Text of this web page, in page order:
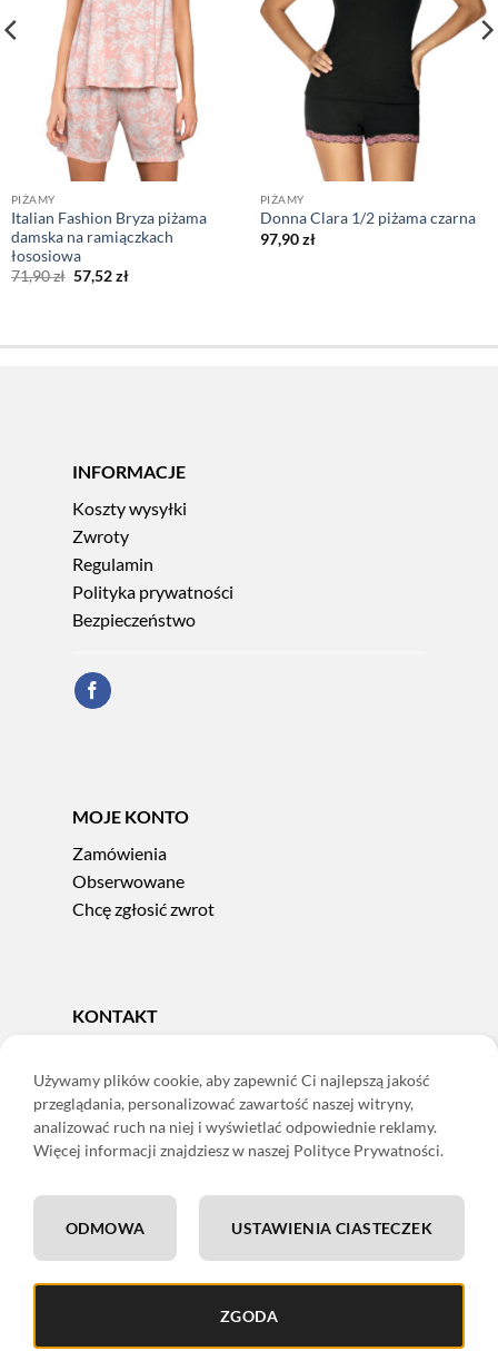
PIŻAMY
Italian Fashion Bryza piżama
damska na ramiączkach
łososiowa
71,90zł Pierwotna
cena
57,52złAktualna
PIŻAMY
Donna Clara 1/2 piżama czarna
97,90zł
INFORMACJE
Koszty wysyłki
Zwroty
Regulamin
Polityka prywatności
Bezpieczeństwo
MOJE KONTO
Zamówienia
Obserwowane
Chcę zgłosić zwrot
KONTAKT
e-mail:sklep@adoris.pl
poniedziałek - piątek 8:00-16:00
Adoris Dorota Święcka
58-502 Jelenia Góra
ING: 22 1050 1751 1000 0091 0971 2688
Używamy plików cookie, aby zapewnić Ci najlepszą jakość
przeglądania, personalizować zawartość naszej witryny,
analizować ruch na niej i wyświetlać odpowiednie reklamy.
Więcej informacji znajdziesz w naszej Polityce Prywatności.
ZGODA
USTAWIENIA CIASTECZEK
ODMOWA